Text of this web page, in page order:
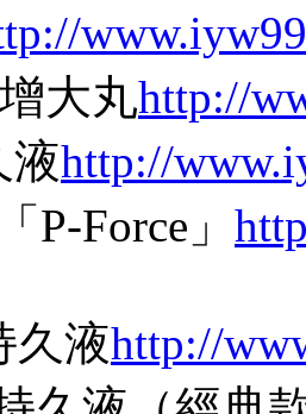
大丸http://
液http://
P-Force」
久液http://